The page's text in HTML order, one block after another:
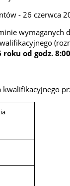
- 26 czerwca
wymaganych
roku od godz. 8:00